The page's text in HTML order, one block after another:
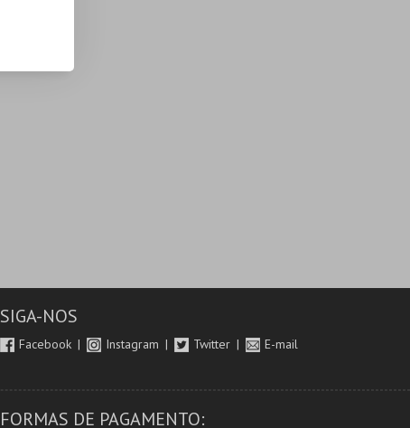
SIGA-NOS
Facebook Instagram Twitter E-mail
FORMAS DE PAGAMENTO: